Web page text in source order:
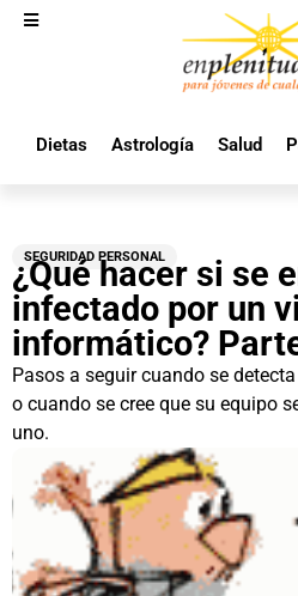
Dietas Astrología Salud
SEGURIDAD PERSONAL
¿Qué hacer si se
infectado por un
informático?
Pasos a seguir cuando se
o cuando se cree que su equipo
uno.